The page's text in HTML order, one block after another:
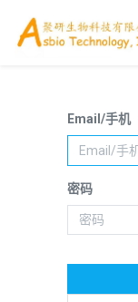
Email/手机
密码